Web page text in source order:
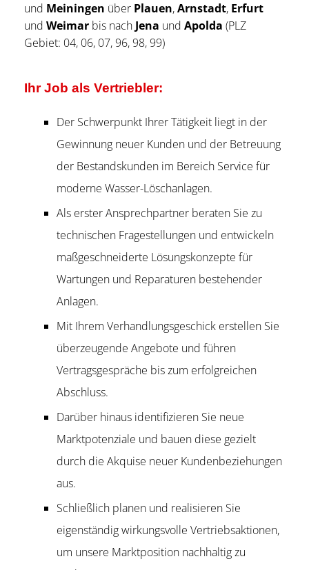
und Meiningen über Plauen,Arnstadt, Erfurt
und Weimar bis nach Jena und Apolda (PLZ
Gebiet: 04, 06, 07, 96, 98, 99)
Ihr Job als Vertriebler:
Der Schwerpunkt Ihrer Tätigkeit liegt in der
Gewinnung neuer Kunden und der Betreuung
der Bestandskunden im Bereich Service für
moderne Wasser-Löschanlagen.
Als erster Ansprechpartner beraten Sie zu
technischen Fragestellungen und entwickeln
maßgeschneiderte Lösungskonzepte für
Wartungen und Reparaturen bestehender
Anlagen.
Mit Ihrem Verhandlungsgeschick erstellen Sie
überzeugende Angebote und führen
Vertragsgespräche bis zum erfolgreichen
Abschluss.
Darüber hinaus identifizieren Sie neue
Marktpotenziale und bauen diese gezielt
durch die Akquise neuer Kundenbeziehungen
aus.
Schließlich planen und realisieren Sie
eigenständig wirkungsvolle Vertriebsaktionen,
um unsere Marktposition nachhaltig zu